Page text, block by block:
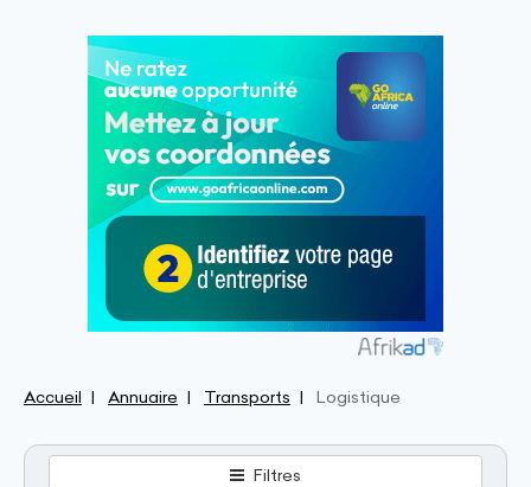
Accueil Annuaire Transports Logistique
Filtres